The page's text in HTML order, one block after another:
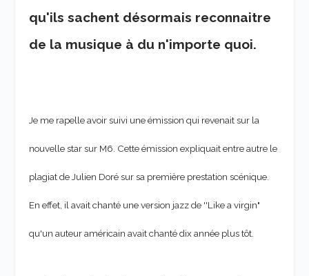
qu'ils sachent désormais reconnaitre
de la musique à du n'importe quoi.
Je me rapelle avoir suivi une émission qui revenait sur la
nouvelle star sur M6. Cette émission expliquait entre autre le
plagiat de Julien Doré sur sa première prestation scénique.
En effet, il avait chanté une version jazz de ''Like a virgin"
qu'un auteur américain avait chanté dix année plus tôt.